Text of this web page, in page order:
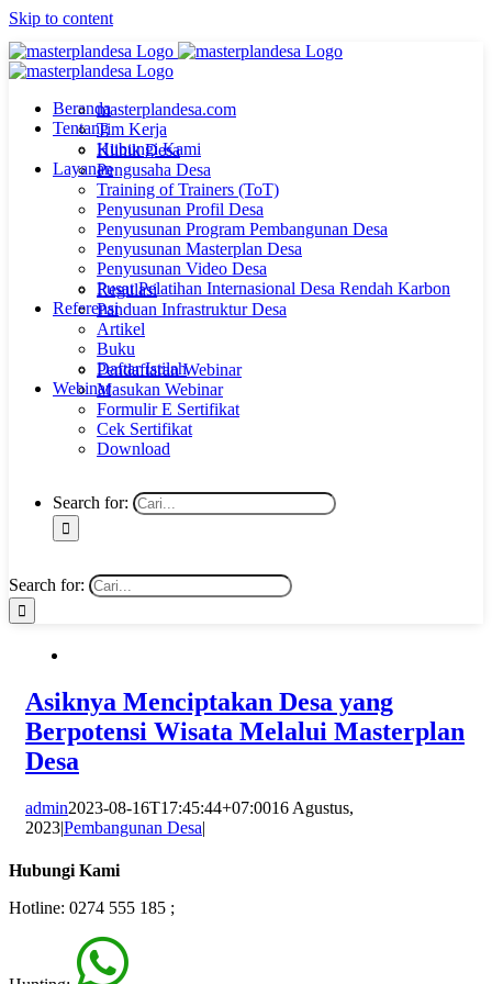
Skip to content
Beranda
Tentang
masterplandesa.com
Tim Kerja
Hubungi Kami
Layanan
Klinik Desa
Pengusaha Desa
Training of Trainers (ToT)
Penyusunan Profil Desa
Penyusunan Program Pembangunan Desa
Penyusunan Masterplan Desa
Penyusunan Video Desa
Pusat Pelatihan Internasional Desa Rendah Karbon
Referensi
Regulasi
Panduan Infrastruktur Desa
Artikel
Buku
Daftar Istilah
Webinar
Pendaftaran Webinar
Masukan Webinar
Formulir E Sertifikat
Cek Sertifikat
Download
Search for:
Search for:
Asiknya Menciptakan Desa yang
Berpotensi Wisata Melalui Masterplan
Desa
admin2023-08-16T17:45:44+07:0016 Agustus,
2023|Pembangunan Desa|
Hubungi Kami
Hotline: 0274 555 185 ;